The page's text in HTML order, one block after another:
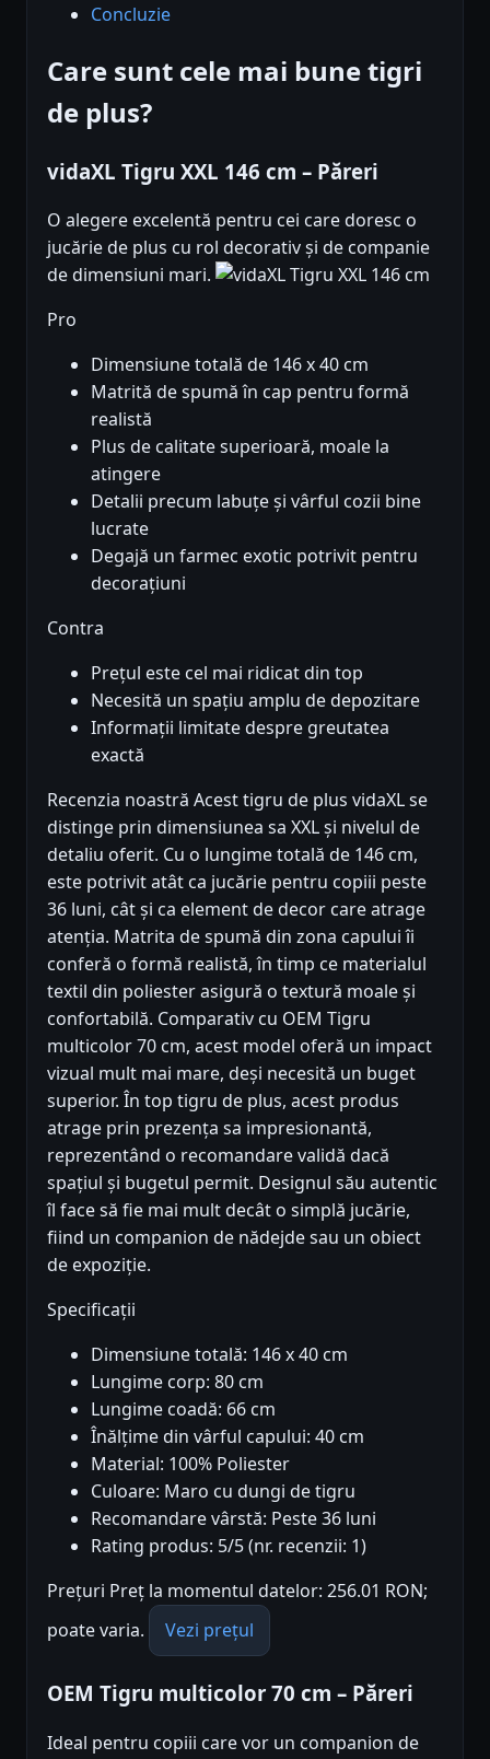
Concluzie
Care sunt cele mai bune tigri
de plus?
vidaXL Tigru XXL 146 cm – Păreri
O alegere excelentă pentru cei care doresc o
jucărie de plus cu rol decorativ și de companie
de dimensiuni mari.
Pro
Dimensiune totală de 146 x 40 cm
Matrită de spumă în cap pentru formă
realistă
Plus de calitate superioară, moale la
atingere
Detalii precum labuțe și vârful cozii bine
lucrate
Degajă un farmec exotic potrivit pentru
decorațiuni
Contra
Prețul este cel mai ridicat din top
Necesită un spațiu amplu de depozitare
Informații limitate despre greutatea
exactă
Recenzia noastră Acest tigru de plus vidaXL se
distinge prin dimensiunea sa XXL și nivelul de
detaliu oferit. Cu o lungime totală de 146 cm,
este potrivit atât ca jucărie pentru copiii peste
36 luni, cât și ca element de decor care atrage
atenția. Matrita de spumă din zona capului îi
conferă o formă realistă, în timp ce materialul
textil din poliester asigură o textură moale și
confortabilă. Comparativ cu OEM Tigru
multicolor 70 cm, acest model oferă un impact
vizual mult mai mare, deși necesită un buget
superior. În top tigru de plus, acest produs
atrage prin prezența sa impresionantă,
reprezentând o recomandare validă dacă
spațiul și bugetul permit. Designul său autentic
îl face să fie mai mult decât o simplă jucărie,
fiind un companion de nădejde sau un obiect
de expoziție.
Specificații
Dimensiune totală: 146 x 40 cm
Lungime corp: 80 cm
Lungime coadă: 66 cm
Înălțime din vârful capului: 40 cm
Material: 100% Poliester
Culoare: Maro cu dungi de tigru
Recomandare vârstă: Peste 36 luni
Rating produs: 5/5 (nr. recenzii: 1)
Prețuri Preț la momentul datelor: 256.01 RON;
poate varia.
Vezi prețul
OEM Tigru multicolor 70 cm – Păreri
Ideal pentru copiii care vor un companion de